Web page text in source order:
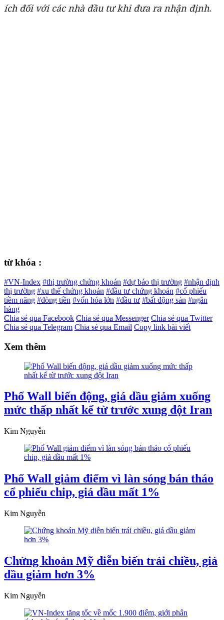
ích đối với các nhà đầu tư khi đưa ra nhận định.
từ khóa :
#VN-Index #thị trường chứng khoán #dự báo thị trường #nhận định
thị trường #xu thế chứng khoán #đầu tư chứng khoán #cổ phiếu
tiềm năng #dòng tiền #vốn hóa lớn #đầu tư #bất động sản #ngân
hàng
Chia sẻ qua Facebook Chia sẻ qua Messenger Chia sẻ qua Twitter
Chia sẻ qua Telegram Chia sẻ qua Email Copy link bài viết
Xem thêm
Phố Wall biến động, giá dầu giảm xuống
mức thấp nhất kể từ trước xung đột Iran
Kim Nguyễn
Phố Wall giảm điểm vì làn sóng bán tháo
cổ phiếu chip, giá dầu mất 1%
Kim Nguyễn
Chứng khoán Mỹ diễn biến trái chiều, giá
dầu giảm hơn 3%
Kim Nguyễn